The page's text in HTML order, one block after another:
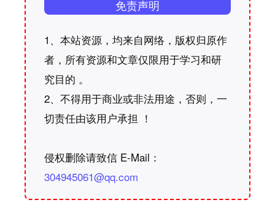
免责声明
1、本站资源，均来自网络，版权归原作
者，所有资源和文章仅限用于学习和研
究目的 。
2、不得用于商业或非法用途，否则，一
切责任由该用户承担 ！
侵权删除请致信 E-Mail：
304945061@qq.com